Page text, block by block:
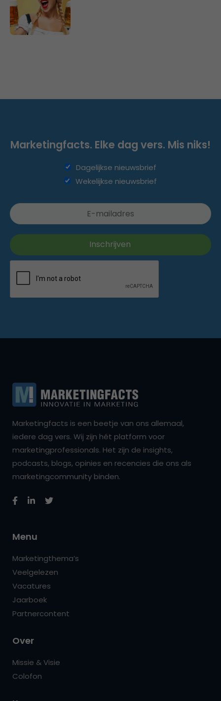
Marketingfacts. Elke dag vers. Mis niks!
Dagelijkse nieuwsbrief
Wekelijkse nieuwsbrief
Marketingfacts is een beetje van ons allemaal,
iedere dag vers. Wij zijn hét platform voor
marketingprofessionals. Het zijn de insights,
podcasts, blogs, opinies en recencies die ons als
marketingcommunity binden.
Menu
Marketingthema’s
Veelgelezen
Vacatures
Jaarboek
Partnercontent
Over
Missie & Visie
Colofon